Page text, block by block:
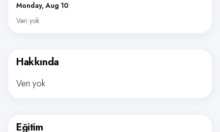
Monday, Aug 10
Veri yok
Hakkında
Veri yok
Eğitim